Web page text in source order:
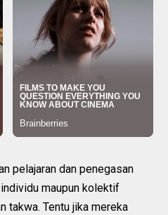
pelajaran dan penegasan
maupun kolektif
takwa. Tentu jika mereka